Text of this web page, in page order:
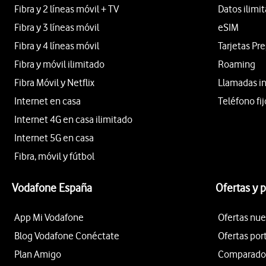
Fibra y 2 líneas móvil + TV
Fibra y 3 líneas móvil
Fibra y 4 líneas móvil
Fibra y móvil ilimitado
Fibra Móvil y Netflix
Internet en casa
Internet 4G en casa ilimitado
Internet 5G en casa
Fibra, móvil y fútbol
Datos
eSIM
Tarjetas
Roaming
Llamadas
Teléfono
Vodafone España
App Mi Vodafone
Blog Vodafone Conéctate
Plan Amigo
Ofertas y
Ofertas
Ofertas